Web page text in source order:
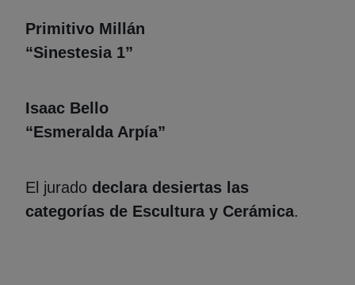
Primitivo Millán
“Sinestesia 1”
Isaac Bello
“Esmeralda Arpía”
El jurado declara desiertas las
categorías de Escultura y Cerámica.